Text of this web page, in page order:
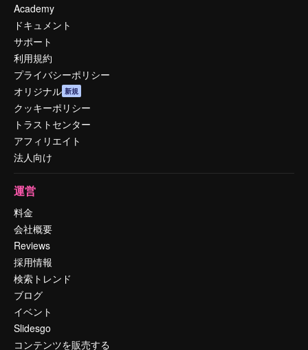
Academy
ドキュメント
サポート
利用規約
プライバシーポリシー
オリジナル 新規
クッキーポリシー
トラストセンター
アフィリエイト
法人向け
運営
料金
会社概要
Reviews
採用情報
検索トレンド
ブログ
イベント
Slidesgo
コンテンツを販売する